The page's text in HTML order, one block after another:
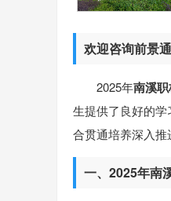
欢迎咨询前景
2025年南溪
生提供了良好的
合贯通培养深入推
一、2025年南